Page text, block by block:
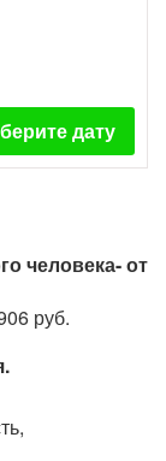
дату
человека- от
руб.